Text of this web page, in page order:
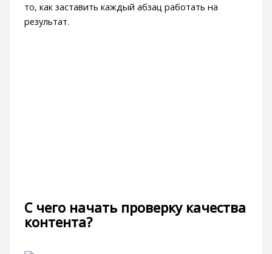
то, как заставить каждый абзац работать на
результат.
С чего начать проверку качества
контента?